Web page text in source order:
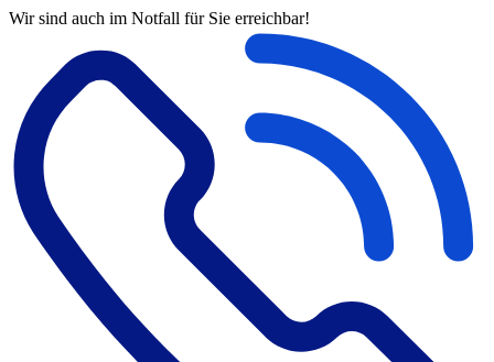
Wir sind auch im Notfall für Sie erreichbar!